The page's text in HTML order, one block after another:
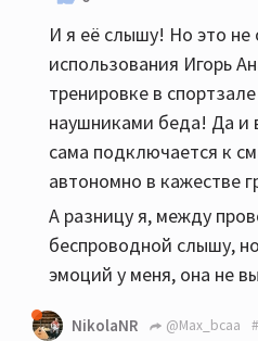
И я её слышу! Но это не
использования Игорь
тренировке в
наушниками беда! Да и
сама подключается к
автономно в кажестве
А разницу я, между
беспроводной слышу,
эмоций у меня, она не
NikolaNR @Max_bcaa